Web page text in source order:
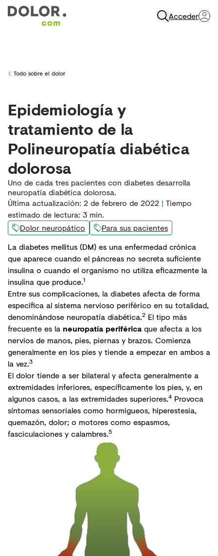
Acceder
Back to
Todo sobre el dolor
Epidemiología y
tratamiento de la
Polineuropatía diabética
dolorosa
Uno de cada tres pacientes con diabetes desarrolla
neuropatía diabética dolorosa.
Última actualización: 2 de febrero de 2022 | Tiempo
estimado de lectura: 3 min.
Dolor neuropático
Para sus pacientes
La diabetes mellitus (DM) es una enfermedad crónica
que aparece cuando el páncreas no secreta suficiente
insulina o cuando el organismo no utiliza eficazmente la
insulina que produce.1
Entre sus complicaciones, la diabetes afecta de forma
específica al sistema nervioso periférico en su totalidad,
denominándose neuropatía diabética.2 El tipo más
frecuente es la neuropatía periférica que afecta a los
nervios de manos, pies, piernas y brazos. Comienza
generalmente en los pies y tiende a empezar en ambos a
la vez.3
El dolor tiende a ser bilateral y afecta generalmente a
extremidades inferiores, específicamente los pies, y, en
algunos casos, a las extremidades superiores.4 Provoca
síntomas sensoriales como hormigueos, hiperestesia,
quemazón, dolor; o motores como espasmos,
fasciculaciones y calambres.5